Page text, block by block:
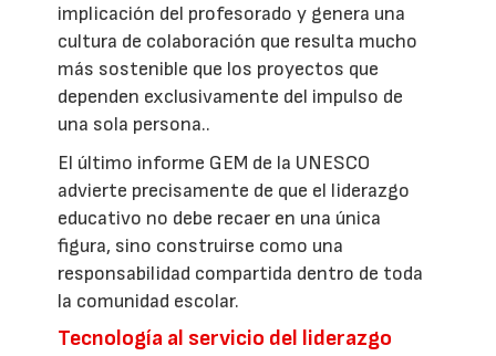
implicación del profesorado y genera una
cultura de colaboración que resulta mucho
más sostenible que los proyectos que
dependen exclusivamente del impulso de
una sola persona..
El último informe GEM de la UNESCO
advierte precisamente de que el liderazgo
educativo no debe recaer en una única
figura, sino construirse como una
responsabilidad compartida dentro de toda
la comunidad escolar.
Tecnología al servicio del liderazgo